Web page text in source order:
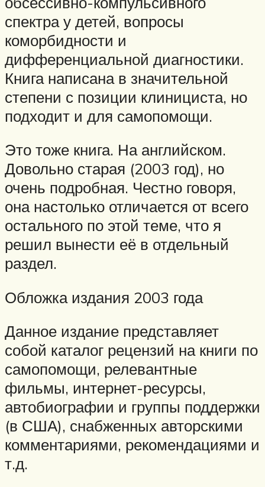
спектра у детей, вопросы
коморбидности и
дифференциальной диагностики.
Книга написана в значительной
степени с позиции клинициста, но
подходит и для самопомощи.
Это тоже книга. На английском.
Довольно старая (2003 год), но
очень подробная. Честно говоря,
она настолько отличается от всего
остального по этой теме, что я
решил вынести её в отдельный
раздел.
Обложка издания 2003 года
Данное издание представляет
собой каталог рецензий на книги по
самопомощи, релевантные
фильмы, интернет-ресурсы,
автобиографии и группы поддержки
(в США), снабженных авторскими
комментариями, рекомендациями и
т.д.